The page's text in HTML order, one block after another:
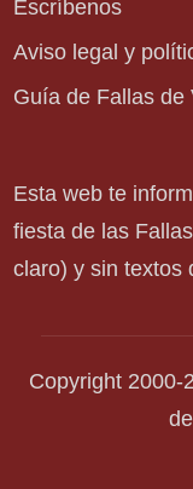
Escríbenos
Aviso legal y
Guía de Fallas de
Esta web te
fiesta de las
claro) y sin textos
Copyright